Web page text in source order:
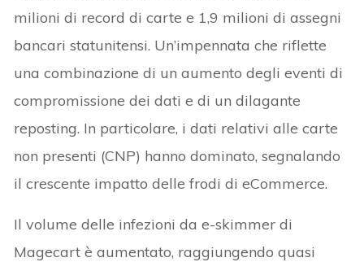
milioni di record di carte e 1,9 milioni di assegni
bancari statunitensi. Un’impennata che riflette
una combinazione di un aumento degli eventi di
compromissione dei dati e di un dilagante
reposting. In particolare, i dati relativi alle carte
non presenti (CNP) hanno dominato, segnalando
il crescente impatto delle frodi di eCommerce.
Il volume delle infezioni da e-skimmer di
Magecart è aumentato, raggiungendo quasi